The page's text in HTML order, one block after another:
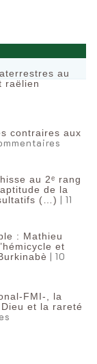
au
raëlien
contraires aux
au 2ᵉ rang
de la
(…) | 11
: Mathieu
et
| 10
FMI-, la
et la rareté